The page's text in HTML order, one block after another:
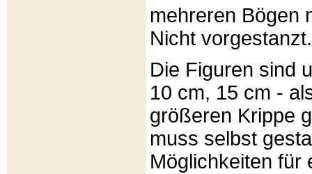
mehreren Bögen
Nicht vorgestanzt.
Die Figuren sind
10 cm, 15 cm -
größeren Krippe
muss selbst
Möglichkeiten für